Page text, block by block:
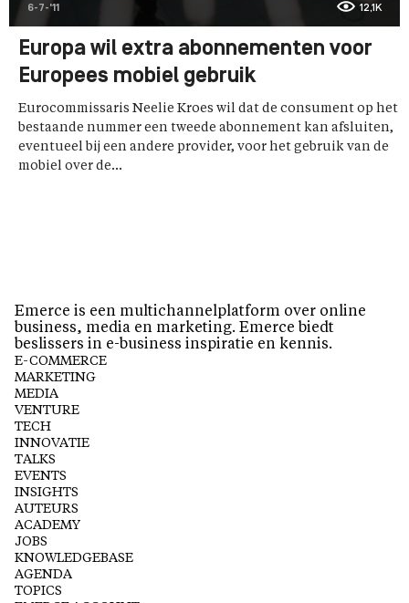
6-7-'11 12,1K
Europa wil extra abonnementen voor
Europees mobiel gebruik
Eurocommissaris Neelie Kroes wil dat de consument op het
bestaande nummer een tweede abonnement kan afsluiten,
eventueel bij een andere provider, voor het gebruik van de
mobiel over de...
Emerce is een multichannelplatform over online
business, media en marketing. Emerce biedt
beslissers in e-business inspiratie en kennis.
E-COMMERCE
MARKETING
MEDIA
VENTURE
TECH
INNOVATIE
TALKS
EVENTS
INSIGHTS
AUTEURS
ACADEMY
JOBS
KNOWLEDGEBASE
AGENDA
TOPICS